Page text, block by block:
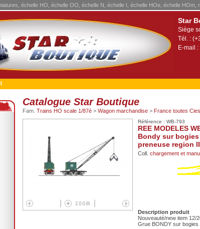
échelle HO, échelle OO, échelle N, échelle I, échelle HOe, échelle
Star
Siège
Tél. :
E-mail :
Catalogue Star Boutique
Fam. Trains HO scale 1/87è > Wagon marchandise > France toutes Cies
Référence : WB-793
REE MODELES
Bondy sur
preneuse region
Coll. chargement et
Description produit
Nouveauté/new item 12/
Grue BONDY sur